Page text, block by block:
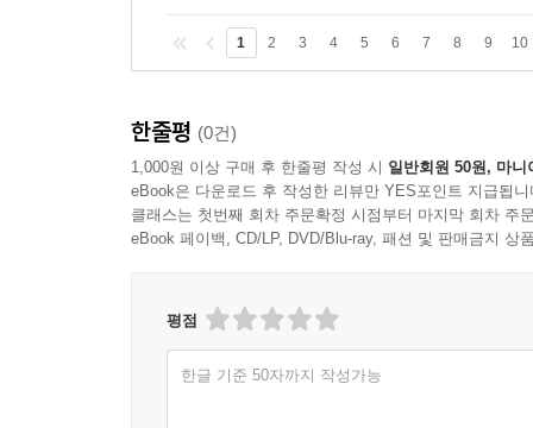
1 2 3 4 5 6 7 8 9 10
한줄평 (0건)
1,000원 이상 구매 후 한줄평 작성 시 일반회원 50원, 마니
eBook은 다운로드 후 작성한 리뷰만 YES포인트 지급됩니
클래스는 첫번째 회차 주문확정 시점부터 마지막 회차 주
eBook 페이백, CD/LP, DVD/Blu-ray, 패션 및 판매금지 상
평점
한글 기준 50자까지 작성가능